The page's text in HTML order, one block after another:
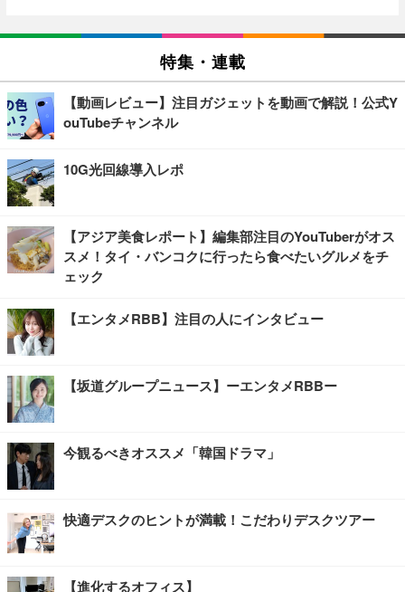
特集・連載
【動画レビュー】注目ガジェットを動画で解説！公式Y
ouTubeチャンネル
10G光回線導入レポ
【アジア美食レポート】編集部注目のYouTuberがオス
スメ！タイ・バンコクに行ったら食べたいグルメをチ
ェック
【エンタメRBB】注目の人にインタビュー
【坂道グループニュース】ーエンタメRBBー
今観るべきオススメ「韓国ドラマ」
快適デスクのヒントが満載！こだわりデスクツアー
【進化するオフィス】